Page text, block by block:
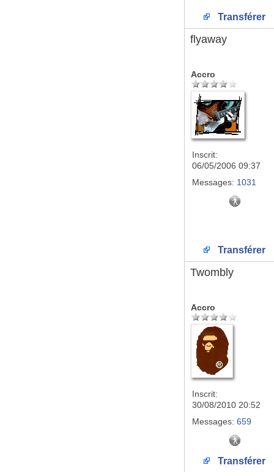
Transférer
flyaway
Accro
Inscrit:
06/05/2006 09:37
Messages: 1031
Transférer
Twombly
Accro
Inscrit:
30/08/2010 20:52
Messages: 659
Transférer